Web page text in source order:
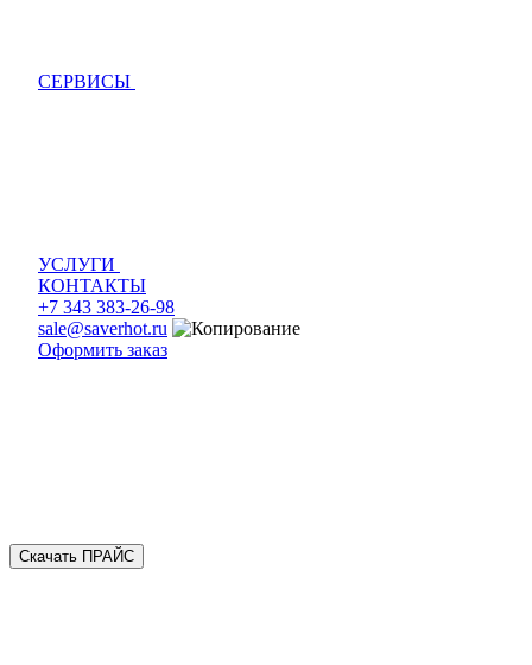
СЕРВИСЫ
УСЛУГИ
КОНТАКТЫ
+7 343 383-26-98
sale@saverhot.ru
Оформить заказ
Скачать ПРАЙС